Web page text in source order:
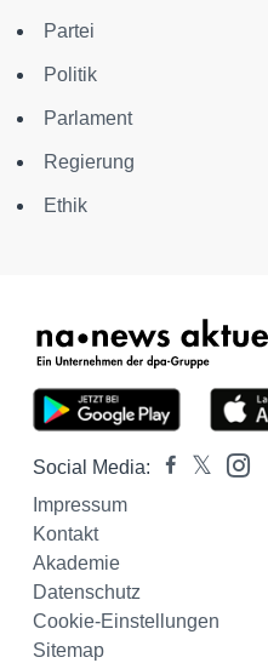
Partei
Politik
Parlament
Regierung
Ethik
Social Media:
Impressum
Kontakt
Akademie
Datenschutz
Cookie-Einstellungen
Sitemap